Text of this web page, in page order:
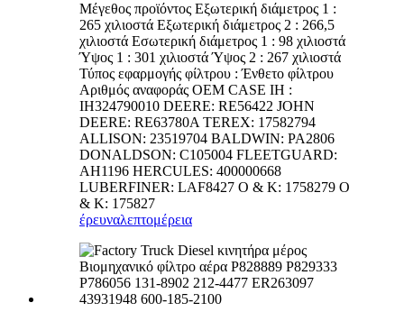
Μέγεθος προϊόντος Εξωτερική διάμετρος 1 :
265 χιλιοστά Εξωτερική διάμετρος 2 : 266,5
χιλιοστά Εσωτερική διάμετρος 1 : 98 χιλιοστά
Ύψος 1 : 301 χιλιοστά Ύψος 2 : 267 χιλιοστά
Τύπος εφαρμογής φίλτρου : Ένθετο φίλτρου
Αριθμός αναφοράς OEM CASE IH :
IH324790010 DEERE: RE56422 JOHN
DEERE: RE63780A TEREX: 17582794
ALLISON: 23519704 BALDWIN: PA2806
DONALDSON: C105004 FLEETGUARD:
AH1196 HERCULES: 400000668
LUBERFINER: LAF8427 O & K: 1758279 O
& K: 175827
έρευναλεπτομέρεια